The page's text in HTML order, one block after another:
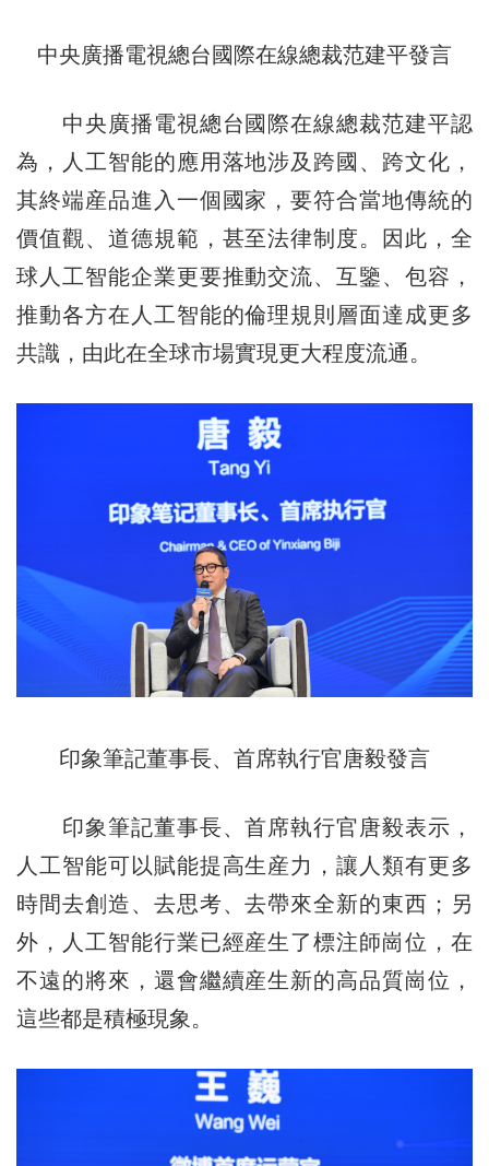
中央廣播電視總台國際在線總裁范建平發言
中央廣播電視總台國際在線總裁范建平認
為，人工智能的應用落地涉及跨國、跨文化，
其終端産品進入一個國家，要符合當地傳統的
價值觀、道德規範，甚至法律制度。因此，全
球人工智能企業更要推動交流、互鑒、包容，
推動各方在人工智能的倫理規則層面達成更多
共識，由此在全球市場實現更大程度流通。
印象筆記董事長、首席執行官唐毅發言
印象筆記董事長、首席執行官唐毅表示，
人工智能可以賦能提高生産力，讓人類有更多
時間去創造、去思考、去帶來全新的東西；另
外，人工智能行業已經産生了標注師崗位，在
不遠的將來，還會繼續産生新的高品質崗位，
這些都是積極現象。